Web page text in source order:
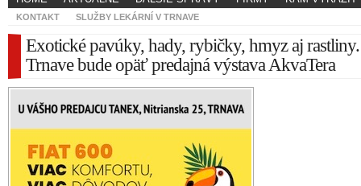
KONTAKT SLUŽBY LEKÁRNÍ V TRNAVE
Exotické pavúky, hady, rybičky, hmyz aj
Trnave bude opäť predajná výstava AkvaTera